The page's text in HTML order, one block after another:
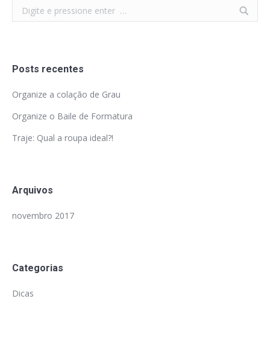
Search:
Posts recentes
Organize a colação de Grau
Organize o Baile de Formatura
Traje: Qual a roupa ideal?!
Arquivos
novembro 2017
Categorias
Dicas